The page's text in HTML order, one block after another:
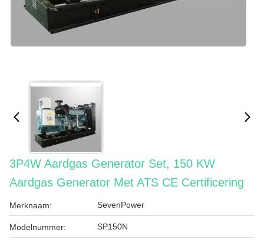
3P4W Aardgas Generator Set, 150 KW
Aardgas Generator Met ATS CE Certificering
Merknaam: SevenPower
Modelnummer: SP150N